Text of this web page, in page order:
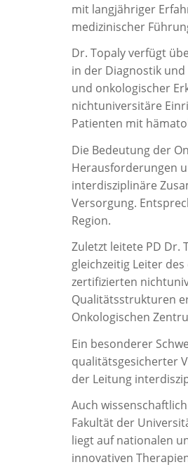
mit langjähriger
medizinischer
Dr. Topaly verfügt
in der Diagnostik
und onkologischer
nichtuniversitäre
Patienten mit
Die Bedeutung der
Herausforderungen
interdisziplinäre
Versorgung.
Region.
Zuletzt leitete PD Dr.
gleichzeitig Leiter
zertifizierten
Qualitätsstrukturen
Onkologischen
Ein besonderer
qualitätsgesicherter
der Leitung
Auch
Fakultät der
liegt auf nationalen
innovativen